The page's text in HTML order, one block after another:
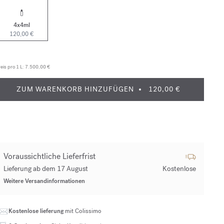
4x4ml
120,00 €
pro 1 L: 7.500,00 €
ZUM WARENKORB HINZUFÜGEN 120,00 €
Voraussichtliche Lieferfrist
Lieferung ab dem 17 August Kostenlose
Weitere Versandinformationen
Kostenlose lieferungmit Colissimo